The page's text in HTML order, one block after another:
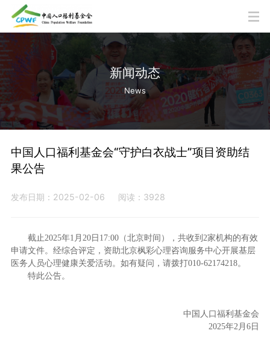
新闻动态
News
中国人口福利基金会“守护白衣战士”项目资助结
果公告
发布日期：2025-02-06 阅读：3928
截止2025年1月20日17:00（北京时间），共收到2家机构的有效
申请文件。经综合评定，资助北京枫彩心理咨询服务中心开展基层
医务人员心理健康关爱活动。如有疑问，请拨打010-62174218。
特此公告。
中国人口福利基金会
2025年2月6日